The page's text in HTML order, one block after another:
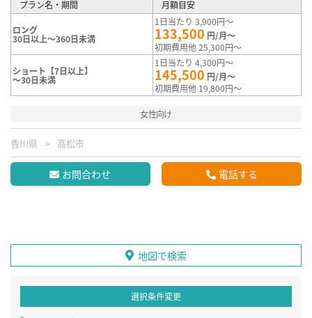
プラン名・期間 月額目安
ロング
30日以上～360日未満
1日当たり 3,900円～
133,500 円/月～
初期費用他 25,300円～
ショート【7日以上】
～30日未満
1日当たり 4,300円～
145,500 円/月～
初期費用他 19,800円～
女性向け
香川県 高松市
お問合わせ 電話する
地図で検索
選択条件変更